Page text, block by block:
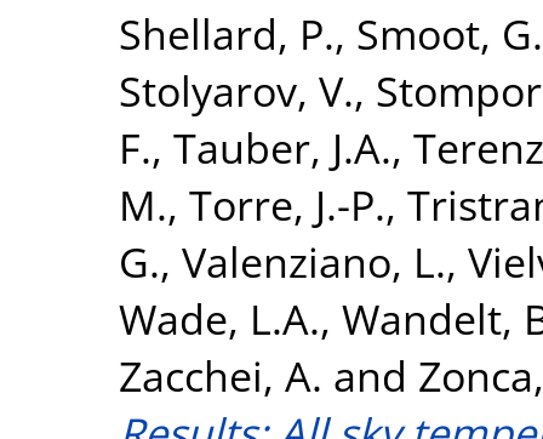
Shellard, P., Smoot,
Stolyarov, V.,
F., Tauber, J.A.,
M., Torre, J.-P.,
G., Valenziano, L.,
Wade, L.A., Wandelt,
Zacchei, A. and